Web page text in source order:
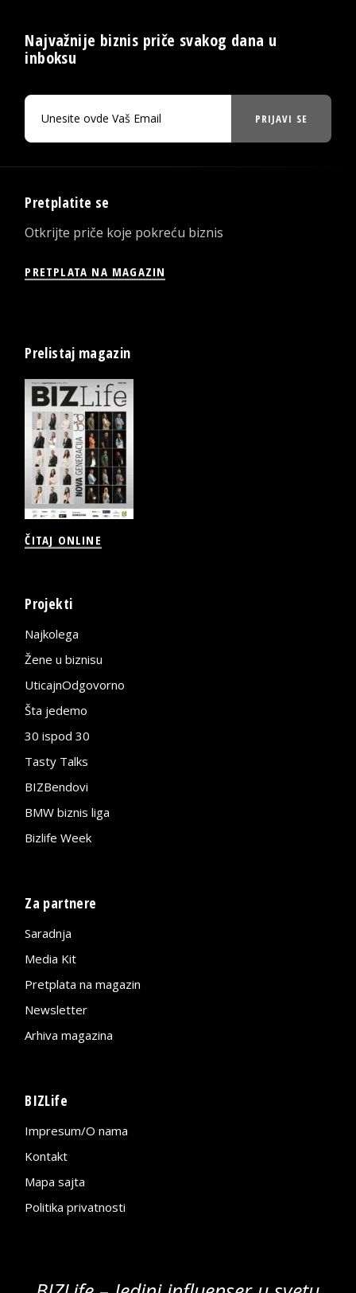
Najvažnije biznis priče svakog dana u
inboksu
PRIJAVI SE
Pretplatite se
Otkrijte priče koje pokreću biznis
PRETPLATA NA MAGAZIN
Prelistaj magazin
ČITAJ ONLINE
Projekti
Najkolega
Žene u biznisu
UticajnOdgovorno
Šta jedemo
30 ispod 30
Tasty Talks
BIZBendovi
BMW biznis liga
Bizlife Week
Za partnere
Saradnja
Media Kit
Pretplata na magazin
Newsletter
Arhiva magazina
BIZLife
Impresum/O nama
Kontakt
Mapa sajta
Politika privatnosti